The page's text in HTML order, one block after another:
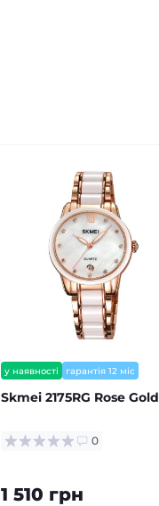
у наявності гарантія 12 міс
Skmei 2175RG Rose Gold
0
1 510 грн